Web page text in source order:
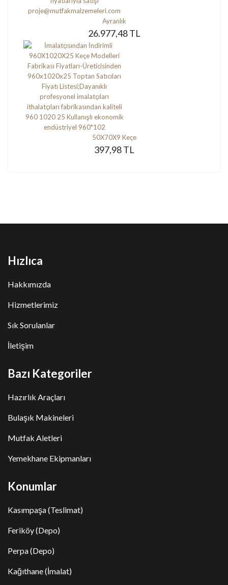
Ayranlık
26.977,48 TL
50X70X9 Keçe
397,98 TL
Hızlıca
Hakkımızda
Hizmetlerimiz
Sık Sorulanlar
İletişim
Bazı Kategoriler
Hazırlık Araçları
Bulaşık Makineleri
Mutfak Aletleri
Yemekhane Ekipmanları
Konumlar
Kasımpaşa (Teslimat)
Feriköy (Depo)
Perpa (Depo)
Kağıthane (İmalat)